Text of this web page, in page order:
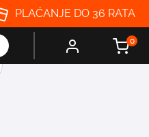
PLAĆANJE DO 36 RATA
0